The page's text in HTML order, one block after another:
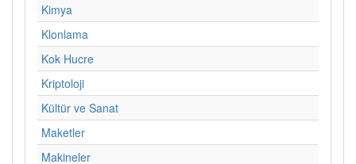
Kimya
Klonlama
Kok Hucre
Kriptoloji
Kültür ve Sanat
Maketler
Makineler